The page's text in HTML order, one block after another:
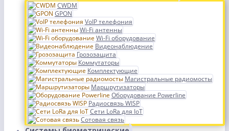
CWDM
GPON
VoIP телефония
Wi-Fi антенны
Wi-Fi оборудование
Видеонаблюдение
Грозозащита
Коммутаторы
Комплектующие
Магистральные радиомосты
Маршрутизаторы
Оборудование Powerline
Радиосвязь WISP
Сети LoRa для IoT
Сотовая связь